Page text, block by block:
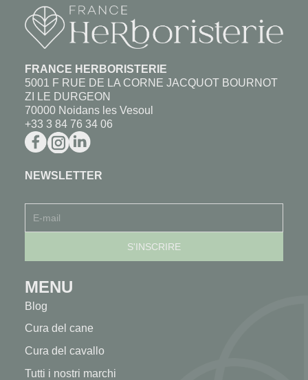
FRANCE HERBORISTERIE
5001 F RUE DE LA CORNE JACQUOT BOURNOT
ZI LE DURGEON
70000 Noidans les Vesoul
+33 3 84 76 34 06
NEWSLETTER
MENU
Blog
Cura del cane
Cura del cavallo
Tutti i nostri marchi